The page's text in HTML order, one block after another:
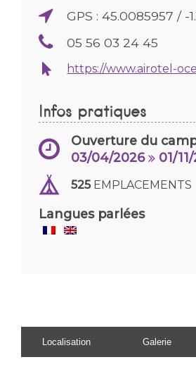
GPS : 45.0085957 / -
05 56 03 24 45
https://www.airotel-
Infos pratiques
Ouverture du
03/04/2026
01/
525EMPLACEMENTS
Langues parlées
Localisation Galerie